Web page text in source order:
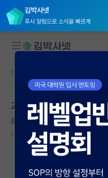
김박사넷
푸시 알림으로 소식을 빠르게
대학원생 모집
국내대학원 정보
연구실&오픈랩
커뮤니티
커뮤니티 홈
커뮤니티 홈
교수님들은 학부생들에게
춤추는 알베르 카뮈
2024.04.17 11 5132